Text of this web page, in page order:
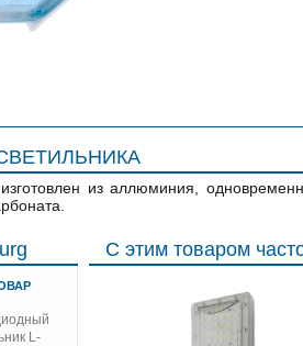
из аллюминия,
L-
С этим товаром